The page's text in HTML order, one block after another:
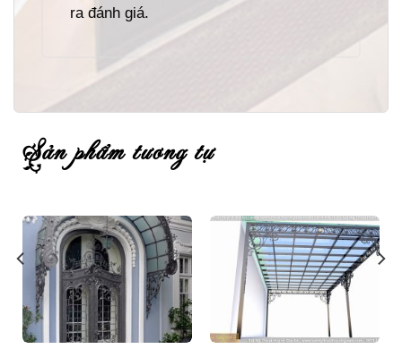
ra đánh giá.
sản phẩm tương tự